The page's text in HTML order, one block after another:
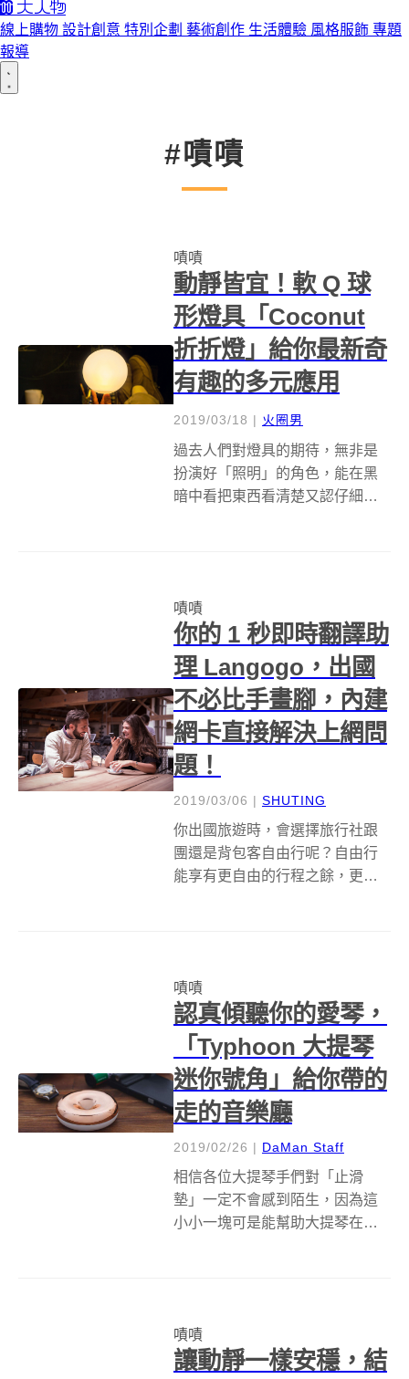
線上購物 設計創意 特別企劃 藝術創作 生活體驗 風格服飾 專題
報導
#嘖嘖
嘖嘖
動靜皆宜！軟 Q 球
形燈具「Coconut
折折燈」給你最新奇
有趣的多元應用
2019/03/18 | 火圈男
過去人們對燈具的期待，無非是
扮演好「照明」的角色，能在黑
暗中看把東西看清楚又認仔細，
至還要能適合水中玩樂，這……
到底有誰能辦到啊...
嘖嘖
你的 1 秒即時翻譯助
理 Langogo，出國
不必比手畫腳，內建
網卡直接解決上網問
題！
2019/03/06 | SHUTING
你出國旅遊時，會選擇旅行社跟
團還是背包客自由行呢？自由行
能享有更自由的行程之餘，更能
便！也因為如此，而有了
Langogo 語音翻譯...
嘖嘖
認真傾聽你的愛琴，
「Typhoon 大提琴
迷你號角」給你帶的
走的音樂廳
2019/02/26 | DaMan Staff
相信各位大提琴手們對「止滑
墊」一定不會感到陌生，因為這
小小一塊可是能幫助大提琴在演
大提琴的聲音傳導共鳴關鍵。 圖
片來源：大提琴家 ...
嘖嘖
讓動靜一樣安穩，結